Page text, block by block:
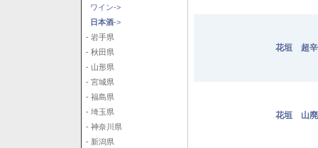
ワイン->
日本酒->
- 岩手県
- 秋田県
- 山形県
- 宮城県
- 福島県
- 埼玉県
- 神奈川県
- 新潟県
花垣 超
花垣 山